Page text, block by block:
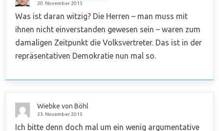
20. November 2015
Was ist daran witzig? Die Herren – man muss mit
ihnen nicht einverstanden gewesen sein – waren zum
damaligen Zeitpunkt die Volksvertreter. Das ist in der
repräsentativen Demokratie nun mal so.
Wiebke von Böhl
23. November 2015
Ich bitte denn doch mal um ein wenig argumentative